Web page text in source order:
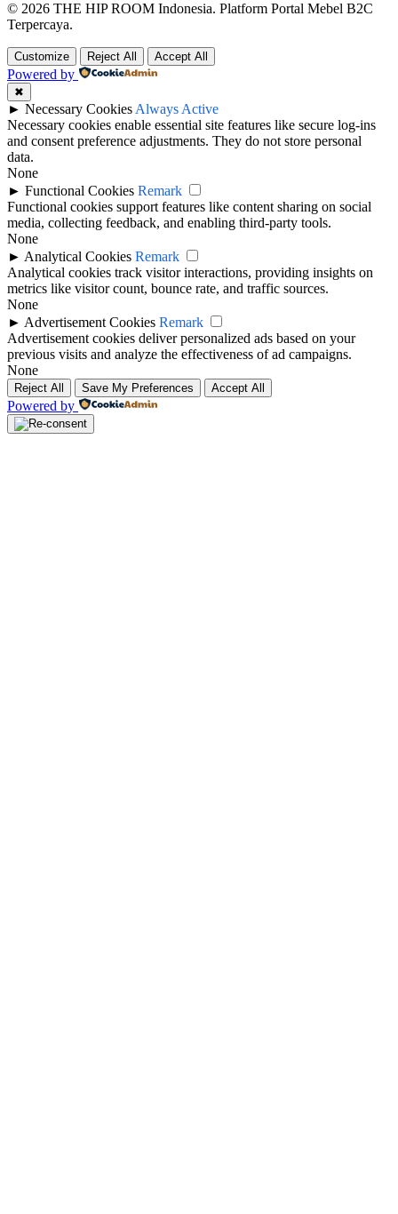
© 2026 THE HIP ROOM Indonesia. Platform Portal Mebel B2C
Terpercaya.
Customize Reject All Accept All
Powered by
✖
► Necessary Cookies Always Active
Necessary cookies enable essential site features like secure log-ins
and consent preference adjustments. They do not store personal
data.
None
► Functional Cookies Remark
Functional cookies support features like content sharing on social
media, collecting feedback, and enabling third-party tools.
None
► Analytical Cookies Remark
Analytical cookies track visitor interactions, providing insights on
metrics like visitor count, bounce rate, and traffic sources.
None
► Advertisement Cookies Remark
Advertisement cookies deliver personalized ads based on your
previous visits and analyze the effectiveness of ad campaigns.
None
Reject All Save My Preferences Accept All
Powered by